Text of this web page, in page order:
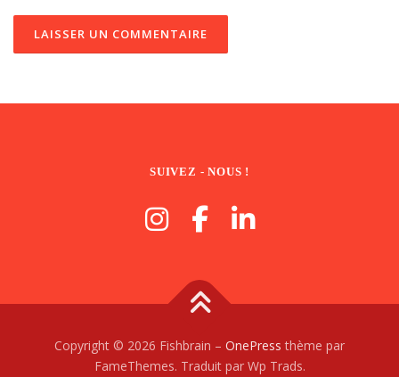
SUIVEZ - NOUS !
Copyright © 2026 Fishbrain – OnePress thème par
FameThemes. Traduit par Wp Trads.